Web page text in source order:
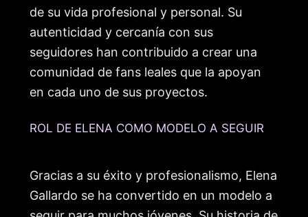
de su vida profesional y personal. Su
autenticidad y cercanía con sus
seguidores han contribuido a crear una
comunidad de fans leales que la apoyan
en cada uno de sus proyectos.
ROL DE ELENA COMO MODELO A SEGUIR
Gracias a su éxito y profesionalismo, Elena
Gallardo se ha convertido en un modelo a